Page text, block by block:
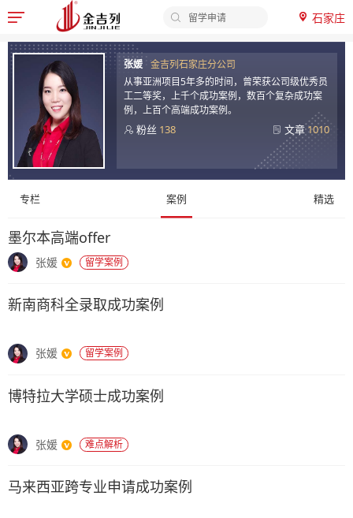
顾
金
列
留
学
签证办理
申请时间
申请材料
留学费用
 石家庄
张媛
金吉列石家庄分公司
从事亚洲项目5年多的时间，曾荣获公司级优秀员
工二等奖，上千个成功案例，数百个复杂成功案
例，上百个高端成功案例。
粉丝 138 文章 1010
专栏 案例 精选
墨尔本高端offer
张媛 留学案例
新南商科全录取成功案例
张媛 留学案例
博特拉大学硕士成功案例
张媛 难点解析
马来西亚跨专业申请成功案例